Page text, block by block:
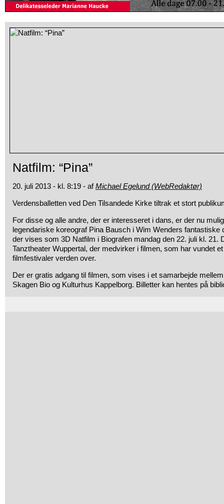
Natfilm: “Pina”
20. juli 2013 - kl. 8:19 - afMichael Egelund (WebRedaktør)
Verdensballetten ved Den Tilsandede Kirke tiltrak et stort
For disse og alle andre, der er interesseret i dans, er der nu
legendariske koreograf Pina Bausch i Wim Wenders fantastiske
der vises som 3D Natfilm i Biografen mandag den 22. juli kl. 21.
Tanztheater Wuppertal, der medvirker i filmen, som har vundet
filmfestivaler verden over.
Der er gratis adgang til filmen, som vises i et samarbejde
Skagen Bio og Kulturhus Kappelborg. Billetter kan hentes på